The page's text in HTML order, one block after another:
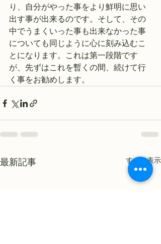
り、自分がやった事をより鮮明に思い
出す事が出来るのです。そして、その
中でうまくいった事も出来なかった事
についても同じように心に刻み込むこ
とになります。これは第一段階です
が、先ずはこれを暫くの間、続けて行
く事をお勧めします。
最新記事 すべて表示